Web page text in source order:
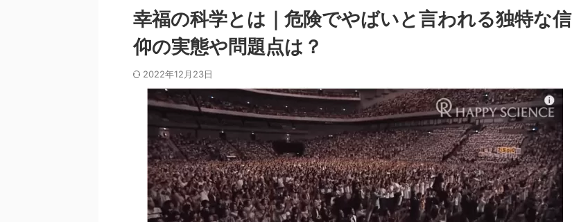
幸福の科学とは｜危険でやばいと言われる独特な信
仰の実態や問題点は？
2022年12月23日